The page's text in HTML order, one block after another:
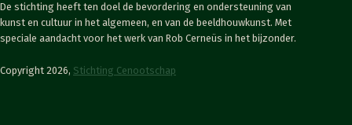
De stichting heeft ten doel de bevordering en ondersteuning van
kunst en cultuur in het algemeen, en van de beeldhouwkunst. Met
speciale aandacht voor het werk van Rob Cerneüs in het bijzonder.
Copyright 2026, Stichting Cenootschap